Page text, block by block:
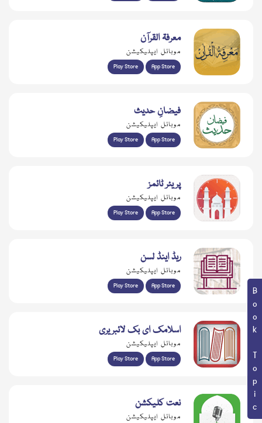
Book Topic
معرفۃ القرآن
موبائل ایپلیکیشن
Play Store App Store
فیضانِ حدیث
موبائل ایپلیکیشن
Play Store App Store
پریئر ٹائمز
موبائل ایپلیکیشن
Play Store App Store
ریڈ اینڈ لسن
موبائل ایپلیکیشن
Play Store App Store
اسلامک ای بک لائبریری
موبائل ایپلیکیشن
Play Store App Store
نعت کلیکشن
موبائل ایپلیکیشن